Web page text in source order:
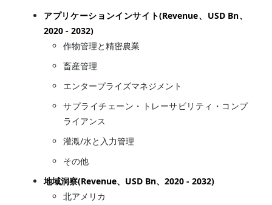
アプリケーションインサイト(Revenue、USD Bn、
2020 - 2032)
作物管理と精密農業
畜産管理
エンタープライズマネジメント
サプライチェーン・トレーサビリティ・コンプ
ライアンス
灌漑/水と入力管理
その他
地域洞察(Revenue、USD Bn、2020 - 2032)
北アメリカ